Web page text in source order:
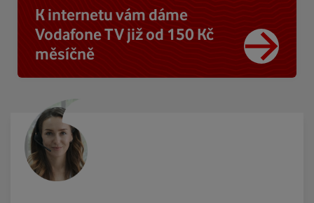
K internetu vám dáme
Vodafone TV již od 150 Kč
měsíčně